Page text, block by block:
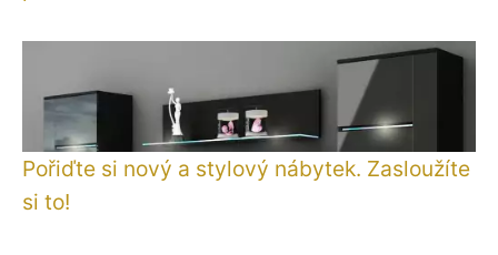
Pořiďte si nový a stylový nábytek. Zasloužíte
si to!